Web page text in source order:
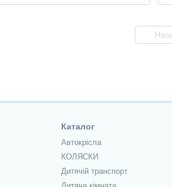
Каталог
Автокрісла
КОЛЯСКИ
Дитячій транспорт